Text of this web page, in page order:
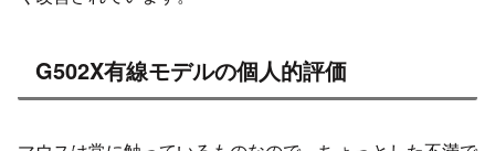
G502X有線モデルの個人的評価